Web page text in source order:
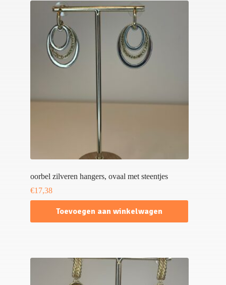
oorbel zilveren hangers, ovaal met steentjes
€17,38
Toevoegen aan winkelwagen